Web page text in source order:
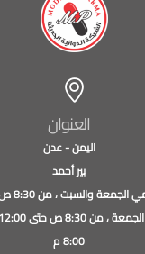
العنوان
اليمن - عدن
بير أحمد
، من 8:30 ص حتى 02:30 بعد الظهر
8:00 م